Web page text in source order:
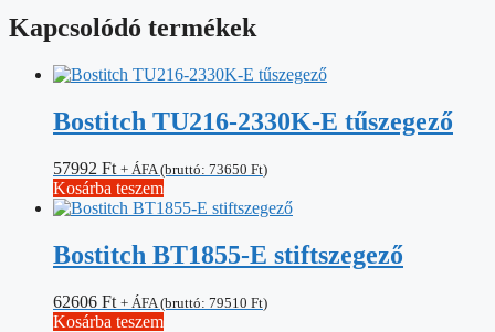
Kapcsolódó termékek
Bostitch TU216-2330K-E tűszegező
57992 Ft + ÁFA (bruttó: 73650 Ft)
Kosárba teszem
Bostitch BT1855-E stiftszegező
62606 Ft + ÁFA (bruttó: 79510 Ft)
Kosárba teszem